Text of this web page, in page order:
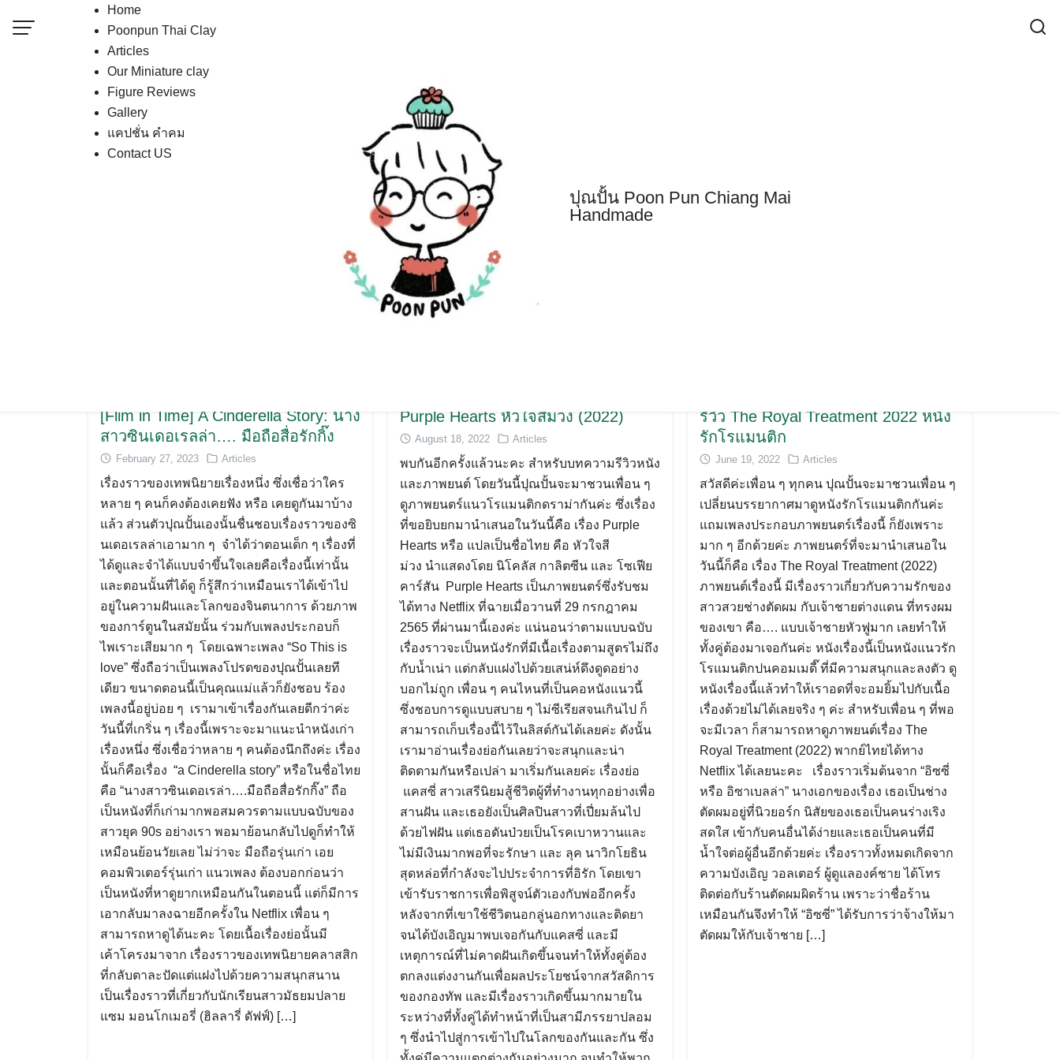
ปุณปั้น Poon Pun Chiang Mai
Handmade
Home
Poonpun Thai Clay
Articles
Our Miniature clay
Figure Reviews
Gallery
แคปชั่น คำคม
Contact US
Contact US
Poonpun Thai Clay
Sample Page
Search
for:
รีวิวหนัง
[Flim in Time] A Cinderella Story: นาง
สาวซินเดอเรลล่า…. มือถือสื่อรักกิ๊ง
February 27, 2023 Articles
เรื่องราวของเทพนิยายเรื่องหนึ่ง ซึ่งเชื่อว่าใคร
หลาย ๆ คนก็คงต้องเคยฟัง หรือ เคยดูกันมาบ้าง
แล้ว ส่วนตัวปุณปั้นเองนั้นชื่นชอบเรื่องราวของซิ
นเดอเรลล่าเอามาก ๆ จำได้ว่าตอนเด็ก ๆ เรื่องที่
ได้ดูและจำได้แบบจำขึ้นใจเลยคือเรื่องนี้เท่านั้น
และตอนนั้นที่ได้ดู ก็รู้สึกว่าเหมือนเราได้เข้าไป
อยู่ในความฝันและโลกของจินตนาการ ด้วยภาพ
ของการ์ตูนในสมัยนั้น ร่วมกับเพลงประกอบก็
ไพเราะเสียมาก ๆ โดยเฉพาะเพลง “So This is
love” ซึ่งถือว่าเป็นเพลงโปรดของปุณปั้นเลยที
เดียว ขนาดตอนนี้เป็นคุณแม่แล้วก็ยังชอบ ร้อง
เพลงนี้อยู่บ่อย ๆ เรามาเข้าเรื่องกันเลยดีกว่าค่ะ
วันนี้ที่เกริ่น ๆ เรื่องนี้เพราะจะมาแนะนำหนังเก่า
เรื่องหนึ่ง ซึ่งเชื่อว่าหลาย ๆ คนต้องนึกถึงค่ะ เรื่อง
นั้นก็คือเรื่อง “a Cinderella story” หรือในชื่อไทย
คือ “นางสาวซินเดอเรล่า….มือถือสื่อรักกิ๊ง” ถือ
เป็นหนังที่ก็เก่ามากพอสมควรตามแบบฉบับของ
สาวยุค 90s อย่างเรา พอมาย้อนกลับไปดูก็ทำให้
เหมือนย้อนวัยเลย ไม่ว่าจะ มือถือรุ่นเก่า เอย
คอมพิวเตอร์รุ่นเก่า แนวเพลง ต้องบอกก่อนว่า
เป็นหนังที่หาดูยากเหมือนกันในตอนนี้ แต่ก็มีการ
เอากลับมาลงฉายอีกครั้งใน Netflix เพื่อน ๆ
สามารถหาดูได้นะคะ โดยเนื้อเรื่องย่อนั้นมี
เค้าโครงมาจาก เรื่องราวของเทพนิยายคลาสสิก
ที่กลับตาละปัดแต่แฝงไปด้วยความสนุกสนาน
เป็นเรื่องราวที่เกี่ยวกับนักเรียนสาวมัธยมปลาย
แซม มอนโกเมอรี่ (ฮิลลารี่ ดัฟฟ์) […]
Purple Hearts หัวใจสีม่วง (2022)
August 18, 2022 Articles
พบกันอีกครั้งแล้วนะคะ สำหรับบทความรีวิวหนัง
และภาพยนต์ โดยวันนี้ปุณปั้นจะมาชวนเพื่อน ๆ
ดูภาพยนตร์แนวโรแมนติกดราม่ากันค่ะ ซึ่งเรื่อง
ที่ขอยิบยกมานำเสนอในวันนี้คือ เรื่อง Purple
Hearts หรือ แปลเป็นชื่อไทย คือ หัวใจสี
ม่วง นำแสดงโดย นิโคลัส กาลิตซีน และ โซเฟีย
คาร์สัน Purple Hearts เป็นภาพยนตร์ซึ่งรับชม
ได้ทาง Netflix ที่ฉายเมื่อวานที่ 29 กรกฎาคม
2565 ที่ผ่านมานี้เองค่ะ แน่นอนว่าตามแบบฉบับ
เรื่องราวจะเป็นหนังรักที่มีเนื้อเรื่องตามสูตรไม่ถึง
กับน้ำเน่า แต่กลับแฝงไปด้วยเสน่ห์ดึงดูดอย่าง
บอกไม่ถูก เพื่อน ๆ คนไหนที่เป็นคอหนังแนวนี้
ซึ่งชอบการดูแบบสบาย ๆ ไม่ซีเรียสจนเกินไป ก็
สามารถเก็บเรื่องนี้ไว้ในลิสต์กันได้เลยค่ะ ดังนั้น
เรามาอ่านเรื่องย่อกันเลยว่าจะสนุกและน่า
ติดตามกันหรือเปล่า มาเริ่มกันเลยค่ะ เรื่องย่อ
แคสซี่ สาวเสรีนิยมสู้ชีวิตผู้ที่ทำงานทุกอย่างเพื่อ
สานฝัน และเธอยังเป็นศิลปินสาวที่เปี่ยมล้นไป
ด้วยไฟฝัน แต่เธอดันป่วยเป็นโรคเบาหวานและ
ไม่มีเงินมากพอที่จะรักษา และ ลุค นาวิกโยธิน
สุดหล่อที่กำลังจะไปประจำการที่อิรัก โดยเขา
เข้ารับราชการเพื่อพิสูจน์ตัวเองกับพ่ออีกครั้ง
หลังจากที่เขาใช้ชีวิตนอกลู่นอกทางและติดยา
จนได้บังเอิญมาพบเจอกันกับแคสซี่ และมี
เหตุการณ์ที่ไม่คาดฝันเกิดขึ้นจนทำให้ทั้งคู่ต้อง
ตกลงแต่งงานกันเพื่อผลประโยชน์จากสวัสดิการ
ของกองทัพ และมีเรื่องราวเกิดขึ้นมากมายใน
ระหว่างที่ทั้งคู่ได้ทำหน้าที่เป็นสามีภรรยาปลอม
ๆ ซึ่งนำไปสู่การเข้าไปในโลกของกันและกัน ซึ่ง
รีวิว The Royal Treatment 2022 หนัง
รักโรแมนติก
June 19, 2022 Articles
สวัสดีค่ะเพื่อน ๆ ทุกคน ปุณปั้นจะมาชวนเพื่อน ๆ
เปลี่ยนบรรยากาศมาดูหนังรักโรแมนติกกันค่ะ
แถมเพลงประกอบภาพยนตร์เรื่องนี้ ก็ยังเพราะ
มาก ๆ อีกด้วยค่ะ ภาพยนตร์ที่จะมานำเสนอใน
วันนี้ก็คือ เรื่อง The Royal Treatment (2022)
ภาพยนต์เรื่องนี้ มีเรื่องราวเกี่ยวกับความรักของ
สาวสวยช่างตัดผม กับเจ้าชายต่างแดน ที่ทรงผม
ของเขา คือ…. แบบเจ้าชายหัวฟูมาก เลยทำให้
ทั้งคู่ต้องมาเจอกันค่ะ หนังเรื่องนี้เป็นหนังแนวรัก
โรแมนติกปนคอมเมดี๊ ที่มีความสนุกและลงตัว ดู
หนังเรื่องนี้แล้วทำให้เราอดที่จะอมยิ้มไปกับเนื้อ
เรื่องด้วยไม่ได้เลยจริง ๆ ค่ะ สำหรับเพื่อน ๆ ที่พอ
จะมีเวลา ก็สามารถหาดูภาพยนต์เรื่อง The
Royal Treatment (2022) พากย์ไทยได้ทาง
Netflix ได้เลยนะคะ เรื่องราวเริ่มต้นจาก “อิซซี่
หรือ อิซาเบลล่า” นางเอกของเรื่อง เธอเป็นช่าง
ตัดผมอยู่ที่นิวยอร์ก นิสัยของเธอเป็นคนร่างเริง
สดใส เข้ากับคนอื่นได้ง่ายและเธอเป็นคนที่มี
น้ำใจต่อผู้อื่นอีกด้วยค่ะ เรื่องราวทั้งหมดเกิดจาก
ความบังเอิญ วอลเตอร์ ผู้ดูแลองค์ชาย ได้โทร
ติดต่อกับร้านตัดผมผิดร้าน เพราะว่าชื่อร้าน
เหมือนกันจึงทำให้ “อิซซี่” ได้รับการว่าจ้างให้มา
ตัดผมให้กับเจ้าชาย […]